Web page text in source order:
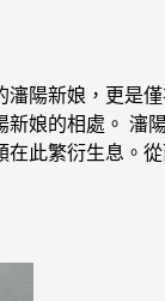
陽新娘，更
娘的相處。
此繁衍生息。